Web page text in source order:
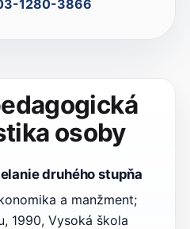
1280-3866
osoby
druhého stupňa
a manžment;
1990, Vysoká škola